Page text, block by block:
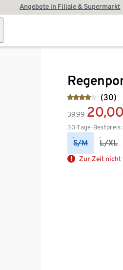
Angebote in Filiale & Supermarkt
(30)
39,99 20,00
30-Tage-Bestpreis:
S/M L/XL
Zur Zeit nicht